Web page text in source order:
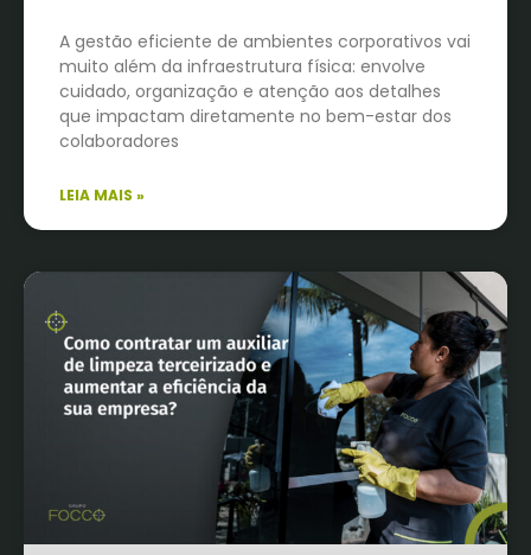
A gestão eficiente de ambientes corporativos vai
muito além da infraestrutura física: envolve
cuidado, organização e atenção aos detalhes
que impactam diretamente no bem-estar dos
colaboradores
LEIA MAIS »